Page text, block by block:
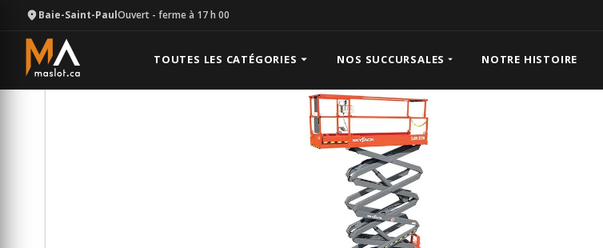
Baie-Saint-PaulOuvert - ferme à 17 h 00
TOUTES LES CATÉGORIES NOS SUCCURSALES NOTRE HISTOIRE
Équipement Plate-forme hydraulique